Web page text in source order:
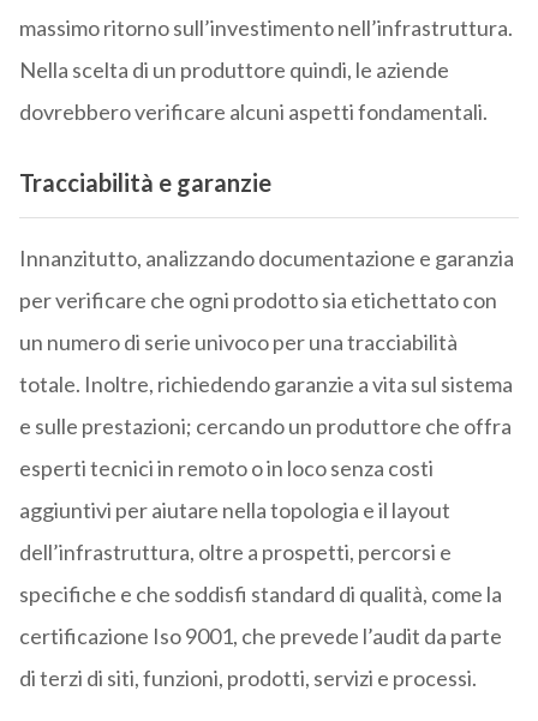
massimo ritorno sull’investimento nell’infrastruttura.
Nella scelta di un produttore quindi, le aziende
dovrebbero verificare alcuni aspetti fondamentali.
Tracciabilità e garanzie
Innanzitutto, analizzando documentazione e garanzia
per verificare che ogni prodotto sia etichettato con
un numero di serie univoco per una tracciabilità
totale. Inoltre, richiedendo garanzie a vita sul sistema
e sulle prestazioni; cercando un produttore che offra
esperti tecnici in remoto o in loco senza costi
aggiuntivi per aiutare nella topologia e il layout
dell’infrastruttura, oltre a prospetti, percorsi e
specifiche e che soddisfi standard di qualità, come la
certificazione Iso 9001, che prevede l’audit da parte
di terzi di siti, funzioni, prodotti, servizi e processi.